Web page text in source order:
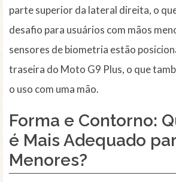
parte superior da lateral direita, o
desafio para usuários com mãos
sensores de biometria estão
traseira do Moto G9 Plus, o que
o uso com uma mão.
Forma e Contorno:
é Mais Adequado
Menores?